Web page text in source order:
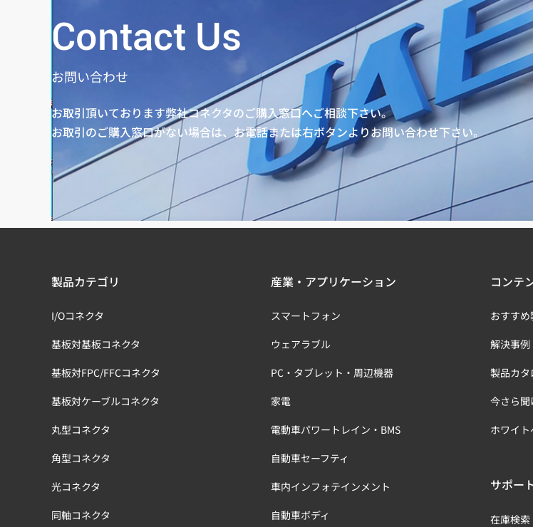
Contact Us
お問い合わせ
お取引頂いております弊社コネクタのご購入窓口へご相談下さい。
お取引のご購入窓口がない場合は、お電話または右ボタンよりお問い合わせ下さい。
製品カテゴリ
I/Oコネクタ
基板対基板コネクタ
基板対FPC/FFCコネクタ
基板対ケーブルコネクタ
丸型コネクタ
角型コネクタ
光コネクタ
同軸コネクタ
産業・アプリケーション
スマートフォン
ウェアラブル
PC・タブレット・周辺機器
家電
電動車パワートレイン・BMS
自動車セーフティ
車内インフォテインメント
自動車ボディ
コンテ
おすす
解決事例
製品カタ
今さら
ホワイ
サポー
在庫検索